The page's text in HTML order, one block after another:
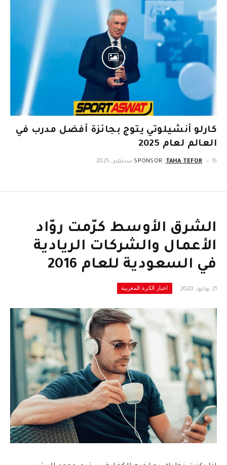
كارلو أنشيلوتي يتوج بجائزة أفضل مدرب في
العالم لعام 2025
SPONSOR: TAHA TEFOR 15 سبتمبر، 2025
الشرق الأوسط كرّمت روّاد
الأعمال والشركات الريادية
في السعودية للعام 2016
21 يوليو، 2020 اخبار الكرة المغربية